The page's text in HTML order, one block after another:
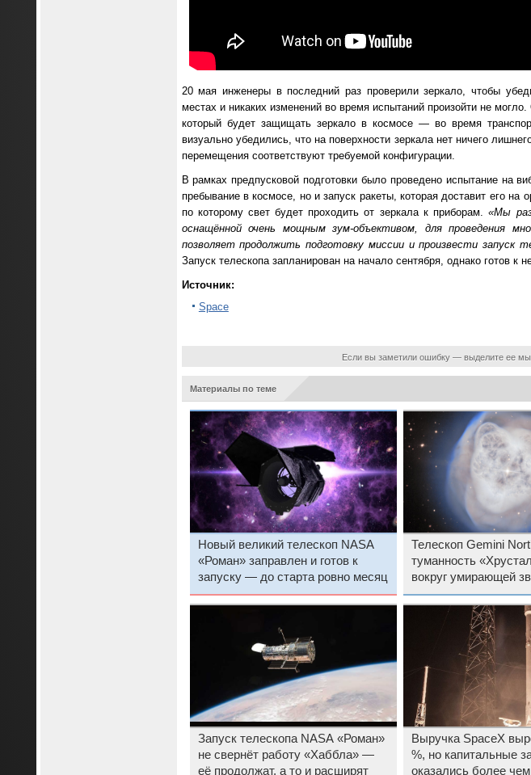
20 мая инженеры в последний раз проверили зеркало, чтобы
местах и никаких изменений во время испытаний произойти не
который будет защищать зеркало в космосе — во время
визуально убедились, что на поверхности зеркала нет ничего
перемещения соответствуют требуемой конфигурации.
В рамках предпусковой подготовки было проведено испытание на
пребывание в космосе, но и запуск ракеты, которая доставит его
по которому свет будет проходить от зеркала к приборам.«Мы
оснащённой очень мощным зум-объективом, для проведения
позволяет продолжить подготовку миссии и произвести запуск
Запуск телескопа запланирован на начало сентября, однако готов к
Источник:
Space
Если вы заметили ошибку — выделите ее
Материалы по теме
Новый великий телескоп NASA
«Роман» заправлен и готов к
запуску — до старта ровно месяц
Телескоп Gemini
туманность
вокруг умирающей
Запуск телескопа NASA «Роман»
не свернёт работу «Хаббла» —
её продолжат, а то и расширят
Выручка SpaceX
%, но капитальные
оказались более